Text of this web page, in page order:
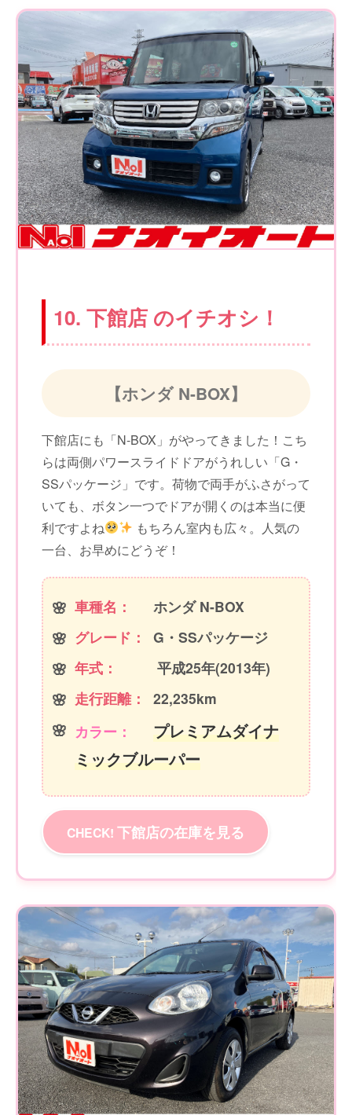
10. 下館店 のイチオシ！
【ホンダ N-BOX】
下館店にも「N-BOX」がやってきました！こち
らは両側パワースライドドアがうれしい「G・
SSパッケージ」です。荷物で両手がふさがって
いても、ボタン一つでドアが開くのは本当に便
利ですよね
もちろん室内も広々。人気の
一台、お早めにどうぞ！
車種名：
ホンダ N-BOX
グレード：
G・SSパッケージ
年式：
平成25年(2013年)
走行距離：
22,235km
カラー：
プレミアムダイナ
ミックブルーパー
下館店の在庫を見る